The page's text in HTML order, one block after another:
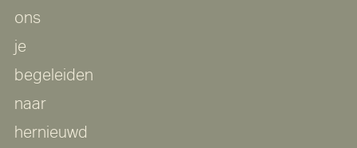
ons
je
begeleiden
naar
hernieuwd